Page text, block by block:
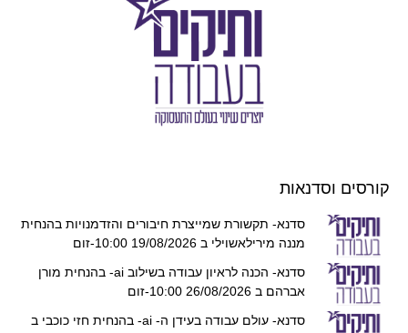
קורסים וסדנאות
סדנא- תקשורת שמייצרת חיבורים והזדמנויות בהנחית
מננה מירילאשוילי ב 19/08/2026 10:00-זום
סדנא- הכנה לראיון עבודה בשילוב ai- בהנחית מורן
אברהם ב 26/08/2026 10:00-זום
סדנא- עולם עבודה בעידן ה- ai- בהנחית חזי כוכבי ב